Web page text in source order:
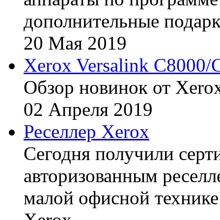
дополнительные
20 Мая 2019
Xerox Versalink C8000/
Обзор новинок от
02 Апреля 2019
Реселлер Xerox
Сегодня получили
авторизованным
малой офисной